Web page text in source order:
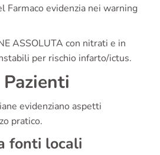
Farmaco evidenzia nei warning
ASSOLUTA con nitrati e in
per rischio infarto/ictus.
evidenziano aspetti
pratico.
fonti locali